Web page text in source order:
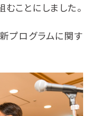
ことにしました。
プログラムに関す